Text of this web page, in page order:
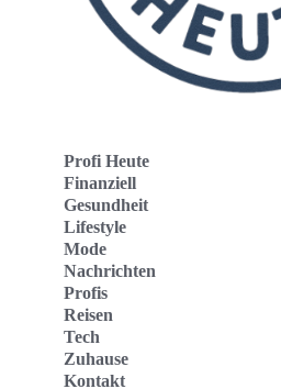
Profi Heute
Finanziell
Gesundheit
Lifestyle
Mode
Nachrichten
Profis
Reisen
Tech
Zuhause
Kontakt